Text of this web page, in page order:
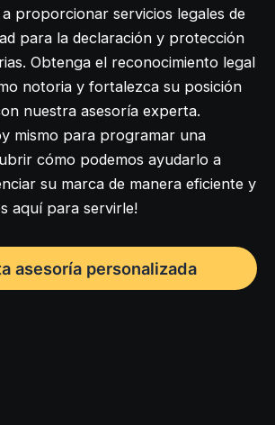
proporcionar servicios legales de
para la declaración y protección
Obtenga el reconocimiento legal
notoria y fortalezca su posición
nuestra asesoría experta.
mismo para programar una
cómo podemos ayudarlo a
su marca de manera eficiente y
aquí para servirle!
asesoría personalizada